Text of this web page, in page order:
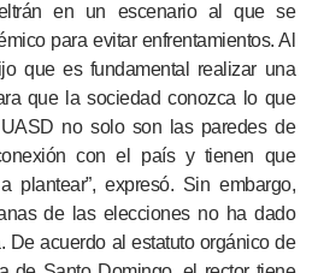
en un escenario al que se
para evitar enfrentamientos. Al
que es fundamental realizar una
que la sociedad conozca lo que
no solo son las paredes de
con el país y tienen que
plantear”, expresó. Sin embargo,
de las elecciones no ha dado
De acuerdo al estatuto orgánico de